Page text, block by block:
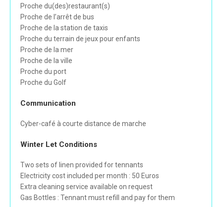
Proche du(des)restaurant(s)
Proche de l’arrêt de bus
Proche de la station de taxis
Proche du terrain de jeux pour enfants
Proche de la mer
Proche de la ville
Proche du port
Proche du Golf
Communication
Cyber-café à courte distance de marche
Winter Let Conditions
Two sets of linen provided for tennants
Electricity cost included per month : 50 Euros
Extra cleaning service available on request
Gas Bottles : Tennant must refill and pay for them